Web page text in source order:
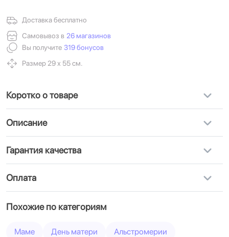
Доставка бесплатно
Самовывоз в 26 магазинов
Вы получите 319 бонусов
Размер 29 х 55 см.
Коротко о товаре
Описание
Гарантия качества
Оплата
Похожие по категориям
Маме День матери Альстромерии